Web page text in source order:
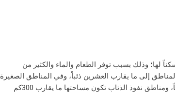
لها؛ وذلك بسبب توفر الطعام والماء والكثير من
إلى ما يقارب العشرين ذئباً، وفي المناطق الصغيرة
ينقسم القطيع ليصبح مكوّناً من سبعة ذئاب تقريباً، ومناطق نفوذ الذئاب تكون مساحتها ما يقارب 300كم